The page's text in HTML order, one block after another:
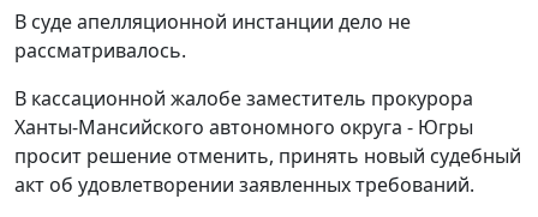
В суде апелляционной инстанции дело не
рассматривалось.
В кассационной жалобе заместитель прокурора
Ханты-Мансийского автономного округа - Югры
просит решение отменить, принять новый судебный
акт об удовлетворении заявленных требований.